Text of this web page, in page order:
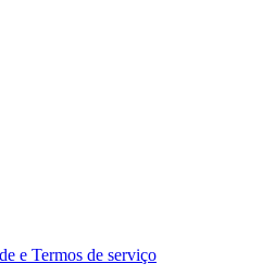
e Termos de serviço